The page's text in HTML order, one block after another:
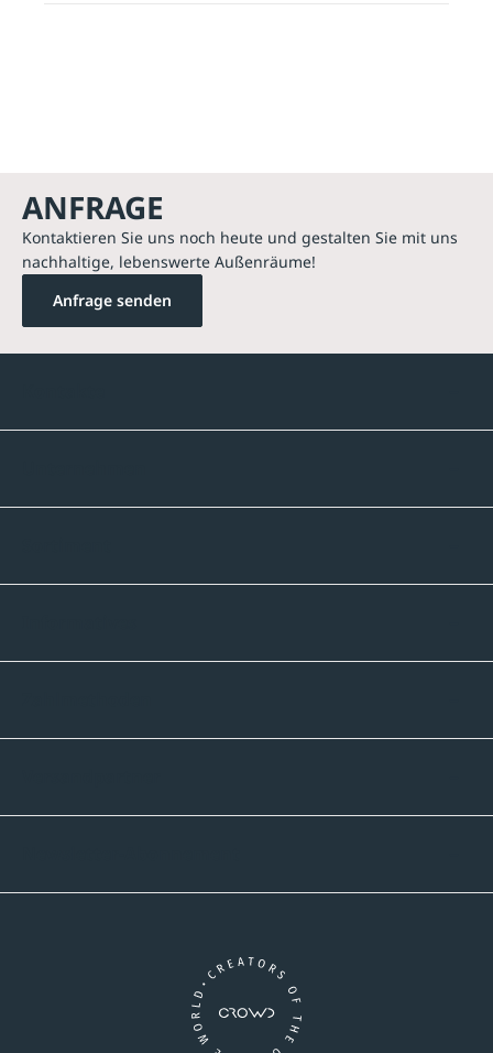
ANFRAGE
Kontaktieren Sie uns noch heute und gestalten Sie mit uns
nachhaltige, lebenswerte Außenräume!
Anfrage senden